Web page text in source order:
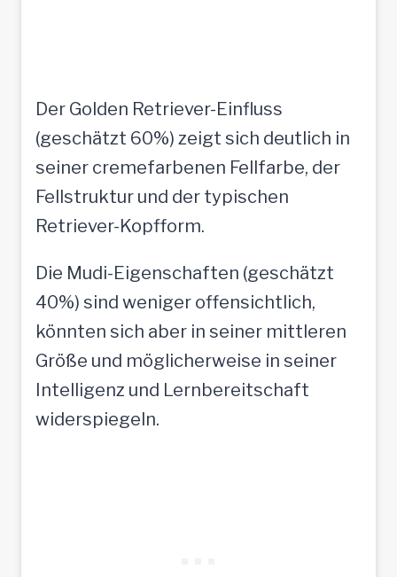
Der Golden Retriever-Einfluss
(geschätzt 60%) zeigt sich deutlich in
seiner cremefarbenen Fellfarbe, der
Fellstruktur und der typischen
Retriever-Kopfform.
Die Mudi-Eigenschaften (geschätzt
40%) sind weniger offensichtlich,
könnten sich aber in seiner mittleren
Größe und möglicherweise in seiner
Intelligenz und Lernbereitschaft
widerspiegeln.